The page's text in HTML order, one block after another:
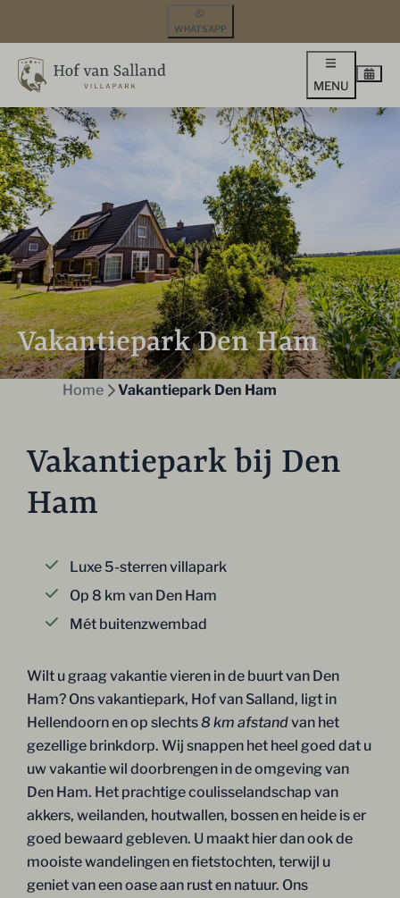
WHATSAPP
MENU
Vakantiepark Den Ham
Home Vakantiepark Den Ham
Vakantiepark bij Den
Ham
Luxe 5-sterren villapark
Op 8 km van Den Ham
Mét buitenzwembad
Wilt u graag vakantie vieren in de buurt van Den
Ham? Ons vakantiepark, Hof van Salland, ligt in
Hellendoorn en op slechts8 km afstandvan het
gezellige brinkdorp. Wij snappen het heel goed dat u
uw vakantie wil doorbrengen in de omgeving van
Den Ham. Het prachtige coulisselandschap van
akkers, weilanden, houtwallen, bossen en heide is er
goed bewaard gebleven. U maakt hier dan ook de
mooiste wandelingen en fietstochten, terwijl u
geniet van een oase aan rust en natuur. Ons